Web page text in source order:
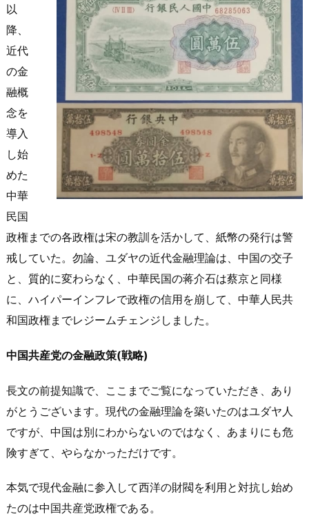
以
降、
近代
の金
融概
念を
導入
し始
めた
中華
民国
政権までの各政権は宋の教訓を活かして、紙幣の発行は警
戒していた。勿論、ユダヤの近代金融理論は、中国の交子
と、質的に変わらなく、中華民国の蒋介石は蔡京と同様
に、ハイパーインフレで政権の信用を崩して、中華人民共
和国政権までレジームチェンジしました。
中国共産党の金融政策(戦略)
長文の前提知識で、ここまでご覧になっていただき、あり
がとうございます。現代の金融理論を築いたのはユダヤ人
ですが、中国は別にわからないのではなく、あまりにも危
険すぎて、やらなかっただけです。
本気で現代金融に参入して西洋の財閥を利用と対抗し始め
たのは中国共産党政権である。